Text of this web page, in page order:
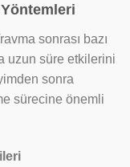
sonrası bazı
uzun süre etkilerini
sonra
sürecine önemli